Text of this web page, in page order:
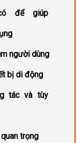
để giúp
người dùng
bị di động
tác và tùy
trọng